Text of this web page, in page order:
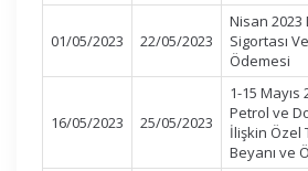
01/05/2023 22/05/2023
Nisan 2023
Sigortası
Ödemesi
16/05/2023 25/05/2023
1-15
Petrol ve
İlişkin Özel
Beyanı ve